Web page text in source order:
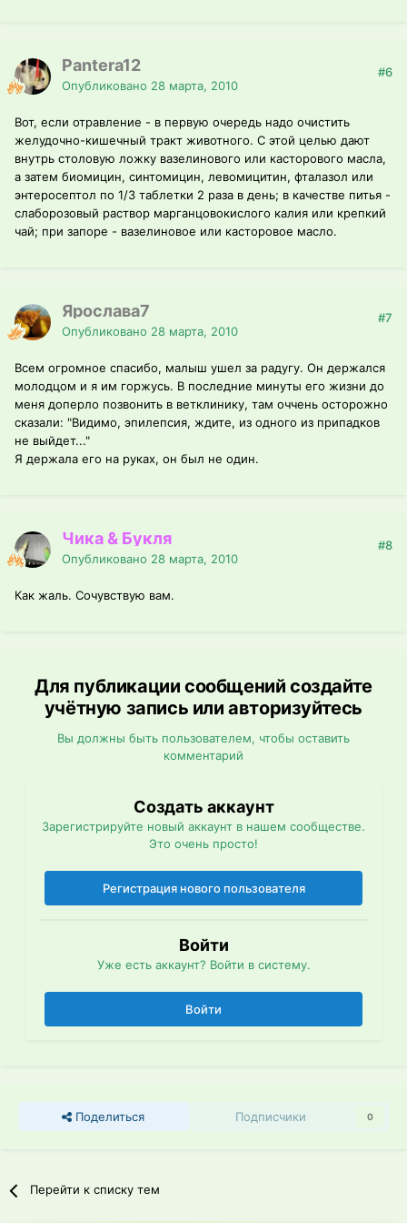
Pantera12
Опубликовано 28 марта, 2010
#6
Вот, если отравление - в первую очередь надо очистить
желудочно-кишечный тракт животного. С этой целью дают
внутрь столовую ложку вазелинового или касторового масла,
а затем биомицин, синтомицин, левомицитин, фталазол или
энтеросептол по 1/3 таблетки 2 раза в день; в качестве питья -
слаборозовый раствор марганцовокислого калия или крепкий
чай; при запоре - вазелиновое или касторовое масло.
Ярослава7
Опубликовано 28 марта, 2010
#7
Всем огромное спасибо, малыш ушел за радугу. Он держался
молодцом и я им горжусь. В последние минуты его жизни до
меня доперло позвонить в ветклинику, там оччень осторожно
сказали: "Видимо, эпилепсия, ждите, из одного из припадков
не выйдет..."
Я держала его на руках, он был не один.
Чика & Букля
Опубликовано 28 марта, 2010
#8
Как жаль. Сочувствую вам.
Для публикации сообщений создайте
учётную запись или авторизуйтесь
Вы должны быть пользователем, чтобы оставить
комментарий
Создать аккаунт
Зарегистрируйте новый аккаунт в нашем сообществе.
Это очень просто!
Регистрация нового пользователя
Войти
Уже есть аккаунт? Войти в систему.
Войти
Поделиться Подписчики 0
Перейти к списку тем